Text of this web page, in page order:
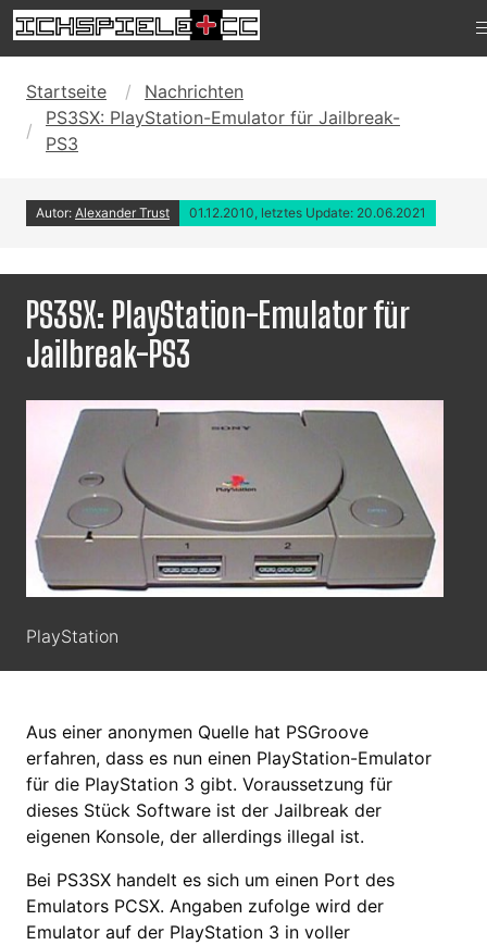
Startseite
Nachrichten
PS3SX: PlayStation-Emulator für Jailbreak-
PS3
Autor: Alexander Trust 01.12.2010, letztes Update: 20.06.2021
PS3SX: PlayStation-Emulator für
Jailbreak-PS3
PlayStation
Aus einer anonymen Quelle hat PSGroove
erfahren, dass es nun einen PlayStation-Emulator
für die PlayStation 3 gibt. Voraussetzung für
dieses Stück Software ist der Jailbreak der
eigenen Konsole, der allerdings illegal ist.
Bei PS3SX handelt es sich um einen Port des
Emulators PCSX. Angaben zufolge wird der
Emulator auf der PlayStation 3 in voller